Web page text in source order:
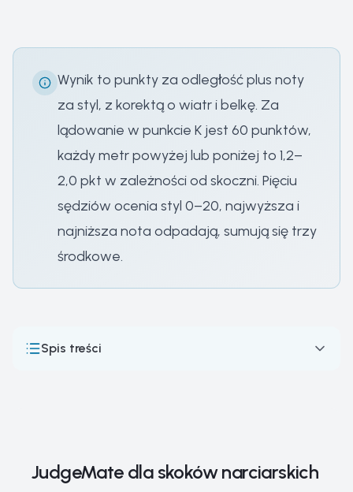
Wynik to punkty za odległość plus noty
za styl, z korektą o wiatr i belkę. Za
lądowanie w punkcie K jest 60 punktów,
każdy metr powyżej lub poniżej to 1,2–
2,0 pkt w zależności od skoczni. Pięciu
sędziów ocenia styl 0–20, najwyższa i
najniższa nota odpadają, sumują się trzy
środkowe.
Spis treści
Największe zawody w skokach narciarskich
JudgeMate dla skoków narciarskich